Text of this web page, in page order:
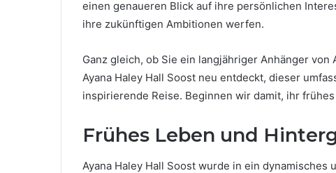
einen genaueren Blick auf ihre persönlichen
ihre zukünftigen Ambitionen werfen.
Ganz gleich, ob Sie ein langjähriger Anhänger
Ayana Haley Hall Soost neu entdeckt, dieser
inspirierende Reise. Beginnen wir damit, ihr
Frühes Leben und
Ayana Haley Hall Soost wurde in ein